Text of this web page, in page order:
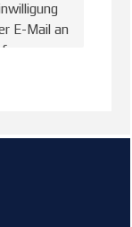
E-Mail an
Sie in